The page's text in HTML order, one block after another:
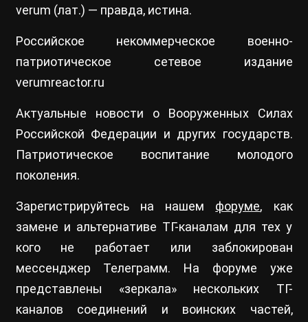
verum (лат.) — правда, истина.
Российское некоммерческое военно-
патриотическое сетевое издание
verumreactor.ru
Актуальные новости о Вооруженных Силах
Российской Федерации и других государств.
Патриотическое воспитание молодого
поколения.
Зарегистрируйтесь на нашем форуме, как
замене и альтернативе ТГ-каналам для тех у
кого не работает или заблокирован
мессенджер Телеграмм. На форуме уже
представлены «зеркала» нескольких ТГ-
каналов соединений и воинских частей,